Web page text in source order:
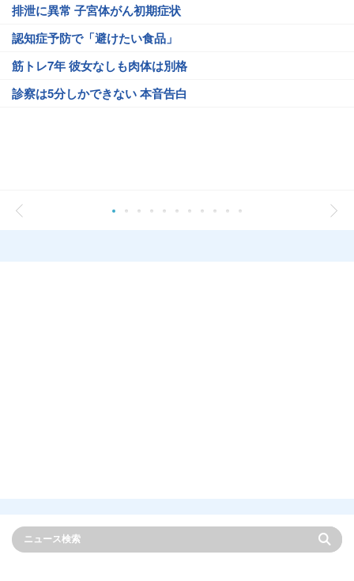
排泄に異常 子宮体がん初期症状
認知症予防で「避けたい食品」
筋トレ7年 彼女なしも肉体は別格
診察は5分しかできない 本音告白